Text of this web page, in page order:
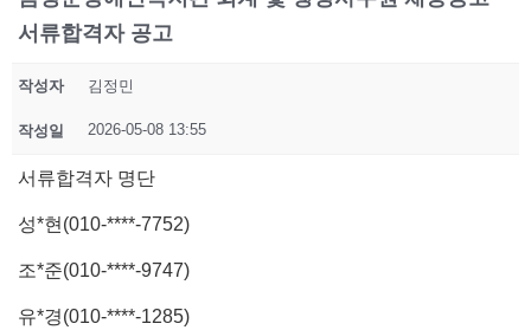
서류합격자 공고
작성자 김정민
작성일 2026-05-08 13:55
서류합격자 명단
성*현(010-****-7752)
조*준(010-****-9747)
유*경(010-****-1285)